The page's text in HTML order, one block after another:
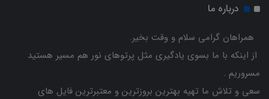
درباره ما
همراهان گرامی سلام و وقت بخیر.
از اینکه با ما بسوی یادگیری مثل پرتوهای نور هم مسیر هستید
مسروریم .
سعی و تلاش ما تهیه بهترین بروزترین و معتبرترین فایل های